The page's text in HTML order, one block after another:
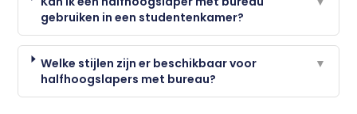
gebruiken in een studentenkamer?
Welke stijlen zijn er beschikbaar voor
halfhoogslapers met bureau?
▼